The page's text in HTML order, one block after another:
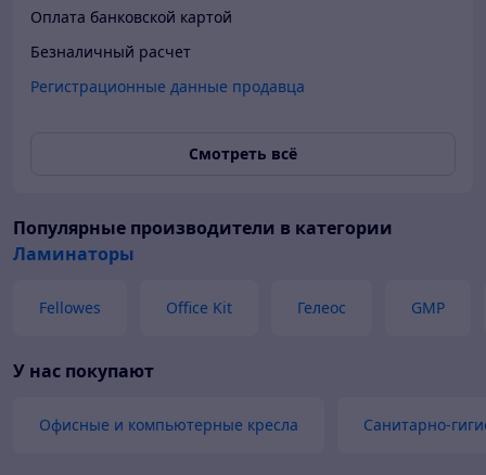
Оплата банковской картой
Безналичный расчет
Регистрационные данные продавца
Смотреть всё
Популярные производители в категории
Ламинаторы
Fellowes Office Kit Гелеос GMP
У нас покупают
Офисные и компьютерные кресла Санитарно-